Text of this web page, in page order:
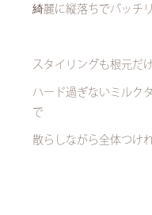
綺麗に縦落ちでバッチ
スタイリングも根元だ
ハード過ぎないミルク
で
散らしながら全体つけ